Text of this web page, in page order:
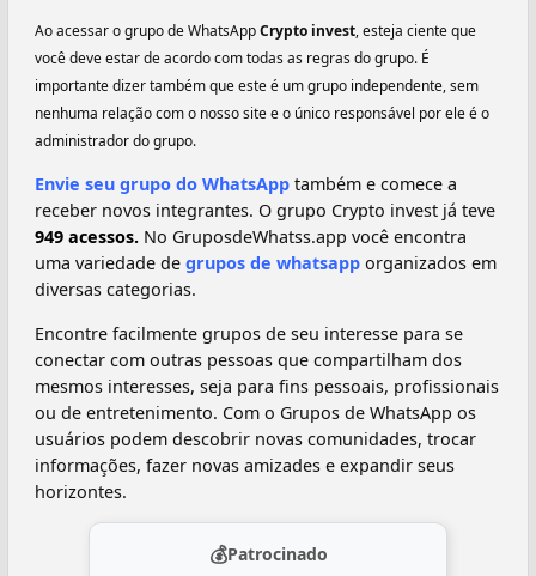
Ao acessar o grupo de WhatsAppCrypto invest, esteja ciente que
você deve estar de acordo com todas as regras do grupo. É
importante dizer também que este é um grupo independente, sem
nenhuma relação com o nosso site e o único responsável por ele é o
administrador do grupo.
Envie seu grupo do WhatsApp também e comece a
receber novos integrantes. O grupo Crypto invest já teve
949 acessos. No GruposdeWhatss.app você encontra
uma variedade de grupos de whatsapp organizados em
diversas categorias.
Encontre facilmente grupos de seu interesse para se
conectar com outras pessoas que compartilham dos
mesmos interesses, seja para fins pessoais, profissionais
ou de entretenimento. Com o Grupos de WhatsApp os
usuários podem descobrir novas comunidades, trocar
informações, fazer novas amizades e expandir seus
horizontes.
💰Patrocinado